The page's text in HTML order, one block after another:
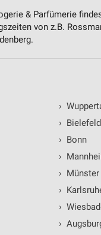
& Parfümerie
von z.B.
›
› Bielefeld
› Bonn
›
› Münster
›
›
›